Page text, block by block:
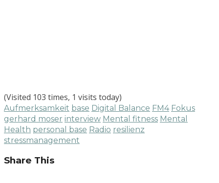
(Visited 103 times, 1 visits today)
Aufmerksamkeit base Digital Balance FM4 Fokus
gerhard moser interview Mental fitness Mental
Health personal base Radio resilienz
stressmanagement
Share This